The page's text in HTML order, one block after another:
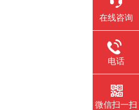
在线咨询
电话
微信扫一扫